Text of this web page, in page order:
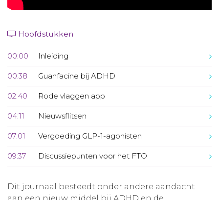
Hoofdstukken
00:00 Inleiding
00:38 Guanfacine bij ADHD
02:40 Rode vlaggen app
04:11 Nieuwsflitsen
07:01 Vergoeding GLP-1-agonisten
09:37 Discussiepunten voor het FTO
Dit journaal besteedt onder andere aandacht